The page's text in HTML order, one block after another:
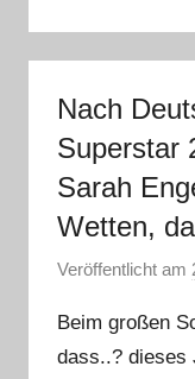
Nach
Superstar
Sarah
Wetten,
Veröffentlicht am
Beim großen
dass..? dieses